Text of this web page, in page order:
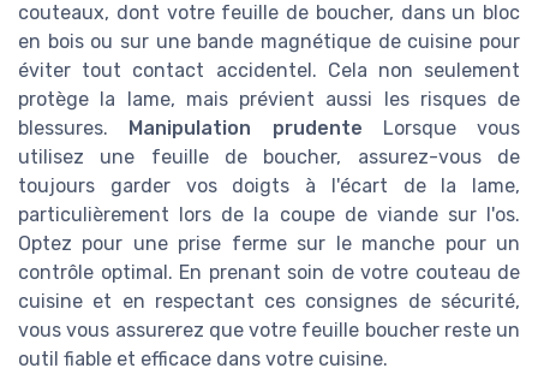
couteaux, dont votre feuille de boucher, dans un bloc
en bois ou sur une bande magnétique de cuisine pour
éviter tout contact accidentel. Cela non seulement
protège la lame, mais prévient aussi les risques de
blessures.
Manipulation prudente Lorsque vous
utilisez une feuille de boucher, assurez-vous de
toujours garder vos doigts à l'écart de la lame,
particulièrement lors de la coupe de viande sur l'os.
Optez pour une prise ferme sur le manche pour un
contrôle optimal. En prenant soin de votre couteau de
cuisine et en respectant ces consignes de sécurité,
vous vous assurerez que votre feuille boucher reste un
outil fiable et efficace dans votre cuisine.